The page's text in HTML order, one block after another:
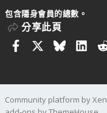
包含隱身會員的總數。
分享此頁
FacebookBluesky
Community platform by